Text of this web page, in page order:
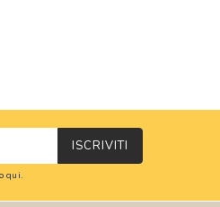
ISCRIVITI
qui.